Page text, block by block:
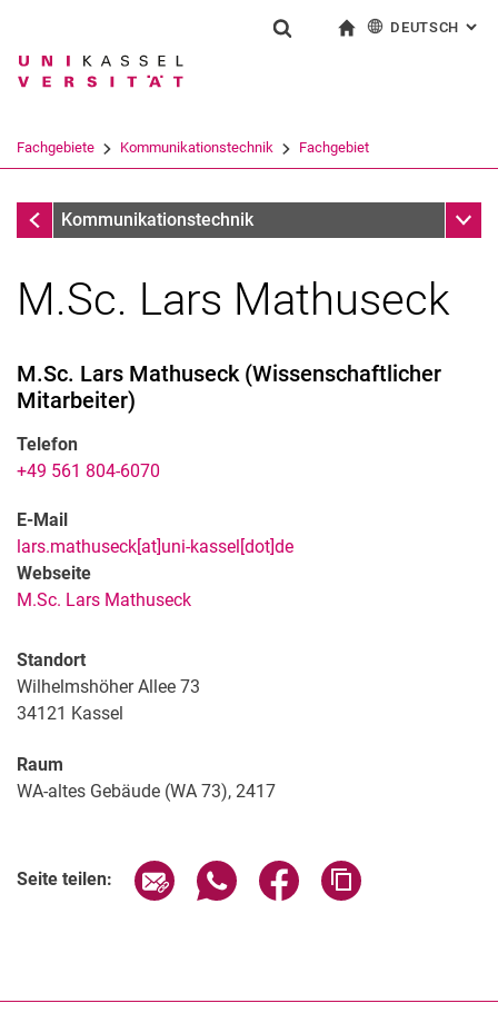
Springe direkt zu: Inhalt
Springe direkt zu: Suche
Springe direkt zu:
Suchbegriff
Suchen (öffnet externen Link in einem
DEUTSCH :
Fachgebiete Kommunikationstechnik Fachgebiet
Fachgebiet
Kommunikationstechnik
Prof. Dr.-Ing. Klaus David
Team
Alumni
M.Sc. Lars Mathuseck
M.Sc. Lars Mathuseck(Wissenschaftlicher
Mitarbeiter)
Telefon
+49 561 804-6070
E-Mail
lars.mathuseck[at]uni-kassel[dot]de
Webseite
M.Sc. Lars Mathuseck
Standort
Wilhelmshöher Allee 73
34121 Kassel
Raum
WA-altes Gebäude (WA 73), 2417
Seite teilen: Seite über E-Mail teilen
Seite über WhatsApp teilen
Seite über Facebook